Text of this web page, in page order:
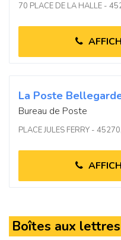
70 PLACE DE LA HALLE -
La Poste
Bureau de Poste
PLACE JULES FERRY -
Boîtes aux